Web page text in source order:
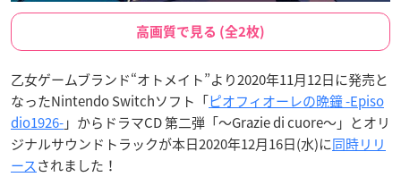
高画質で見る (全2枚)
乙女ゲームブランド“オトメイト”より2020年11月12日に発売と
なったNintendo Switchソフト「ピオフィオーレの晩鐘 -Episo
dio1926-」からドラマCD 第二弾「～Grazie di cuore～」とオリ
ジナルサウンドトラックが本日2020年12月16日(水)に同時リリ
ースされました！